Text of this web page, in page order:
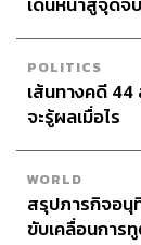
POLITICS
เส้นทางคดี
จะรู้ผลเมื่อไร
WORLD
สรุปภารกิจอนุ
ขับเคลื่อนการ